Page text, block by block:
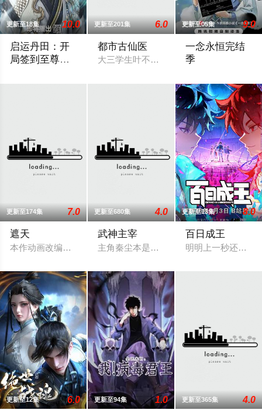
更新至18集 10.0
启运丹田：开
局签到至尊丹
更新至201集 6.0
都市古仙医
大三学生叶不凡，为了给母亲筹集医药费
更新至05集 9.0
​一念永恒完结
季​
更新至174集 7.0
遮天
本作动画改编自起点白金作者辰东遮天三部曲的第一部——遮天
更新至680集 4.0
武神主宰
主角秦尘本是武域中最顶尖的天才强者
更新至13集 8.0
百日成王
明明上一秒还其乐
更新至12集 6.0 更新至94集 1.0 更新至365集 4.0